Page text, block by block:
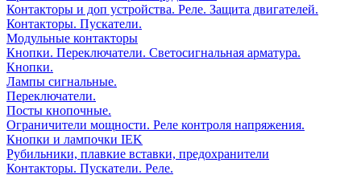
Контакторы и доп устройства. Реле. Защита двигателей.
Контакторы. Пускатели.
Модульные контакторы
Кнопки. Переключатели. Светосигнальная арматура.
Кнопки.
Лампы сигнальные.
Переключатели.
Посты кнопочные.
Ограничители мощности. Реле контроля напряжения.
Кнопки и лампочки IEK
Рубильники, плавкие вставки, предохранители
Контакторы. Пускатели. Реле.